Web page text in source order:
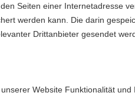
Seiten einer Internetadresse
werden kann. Die darin
Drittanbieter gesendet
Website Funktionalität